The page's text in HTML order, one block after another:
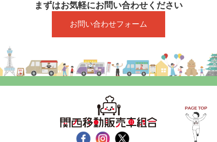
まずはお気軽にお問い合わせください
お問い合わせフォーム